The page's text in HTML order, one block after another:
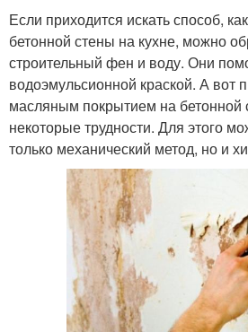
Если приходится искать способ,
бетонной стены на кухне, можно
строительный фен и воду. Они
водоэмульсионной краской. А вот
масляным покрытием на бетонной
некоторые трудности. Для этого
только механический метод, но и